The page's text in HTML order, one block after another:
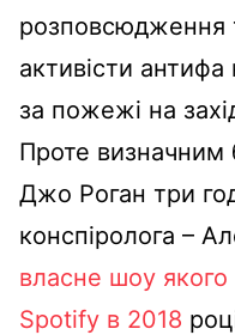
розповсюдження
активісти антифа
за пожежі на
Проте визначним
Джо Роган три
конспіролога –
власне шоу якого
Spotify в 2018